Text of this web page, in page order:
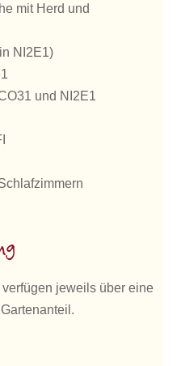
mit Herd und
NI2E1)
und NI2E1
jeweils über eine